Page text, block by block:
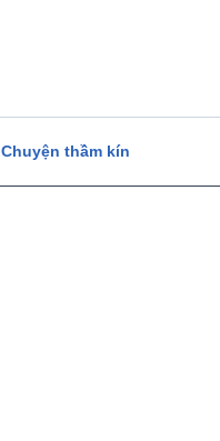
Chuyện thầm kín